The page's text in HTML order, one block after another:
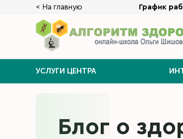
< На главную График
УСЛУГИ ЦЕНТРА
Блог о